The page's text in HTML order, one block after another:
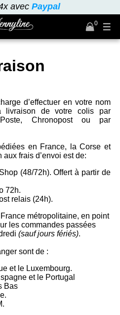
avec Paypal
0
d’effectuer en votre nom
livraison de votre colis par
Chronopost ou par
en France, la Corse et
frais d’envoi est de:
(48/72h). Offert à partir de
72h.
relais (24h).
métropolitaine, en point
les commandes passées
(sauf jours fériés).
sont de :
et le Luxembourg.
et le Portugal
Bas